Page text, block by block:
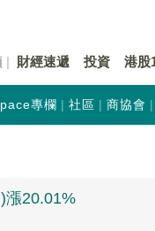
財經速遞 投資 港股
專欄 社區 商協會
漲20.01%